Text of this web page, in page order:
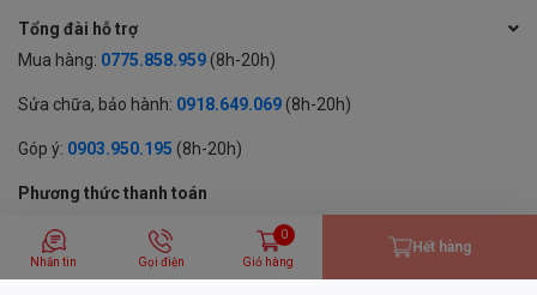
Tổng đài hỗ trợ
Mua hàng: 0775.858.959 (8h-20h)
Sửa chữa, bảo hành: 0918.649.069 (8h-20h)
Góp ý: 0903.950.195 (8h-20h)
Phương thức thanh toán
Nhắn tin Gọi điện
0
Giỏ hàng
Hết hàng